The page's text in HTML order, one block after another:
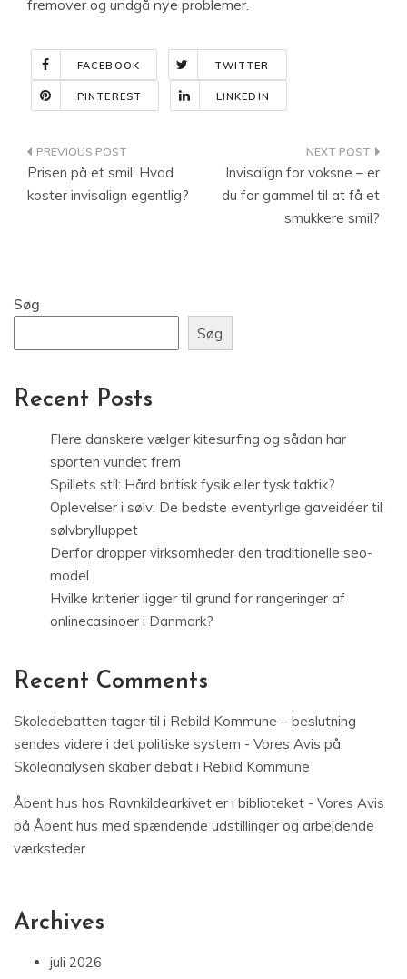
fremover og undgå nye problemer.
FACEBOOK TWITTER
PINTEREST LINKEDIN
Indlægsnavigation
Prisen på et smil: Hvad
koster invisalign egentlig?
Invisalign for voksne – er
du for gammel til at få et
smukkere smil?
Søg
Søg
Recent Posts
Flere danskere vælger kitesurfing og sådan har
sporten vundet frem
Spillets stil: Hård britisk fysik eller tysk taktik?
Oplevelser i sølv: De bedste eventyrlige gaveidéer til
sølvbrylluppet
Derfor dropper virksomheder den traditionelle seo-
model
Hvilke kriterier ligger til grund for rangeringer af
onlinecasinoer i Danmark?
Recent Comments
Skoledebatten tager til i Rebild Kommune – beslutning
sendes videre i det politiske system - Vores Avis på
Skoleanalysen skaber debat i Rebild Kommune
Åbent hus hos Ravnkildearkivet er i biblioteket - Vores Avis
på Åbent hus med spændende udstillinger og arbejdende
værksteder
Archives
juli 2026